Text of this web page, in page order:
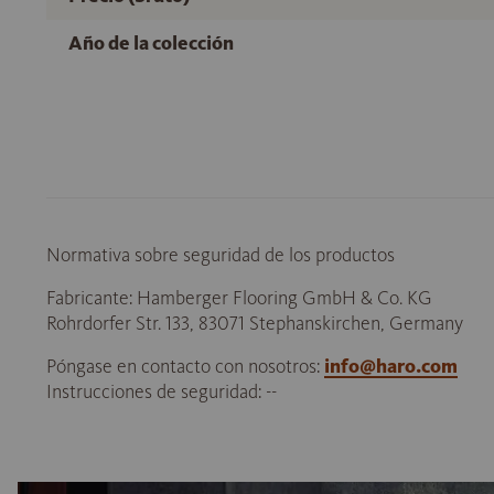
Año de la colección
Normativa sobre seguridad de los productos
Fabricante: Hamberger Flooring GmbH & Co. KG
Rohrdorfer Str. 133, 83071 Stephanskirchen, Germany
Póngase en contacto con nosotros: info@haro.com
Instrucciones de seguridad: --